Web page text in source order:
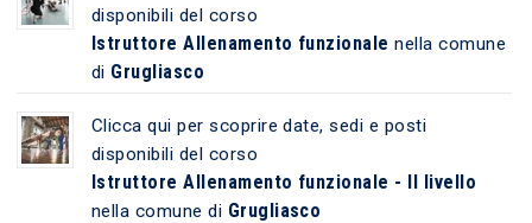
disponibili del corso
Istruttore Allenamento funzionale nella comune
di Grugliasco
Clicca qui per scoprire date, sedi e posti
disponibili del corso
Istruttore Allenamento funzionale - II livello
nella comune di Grugliasco